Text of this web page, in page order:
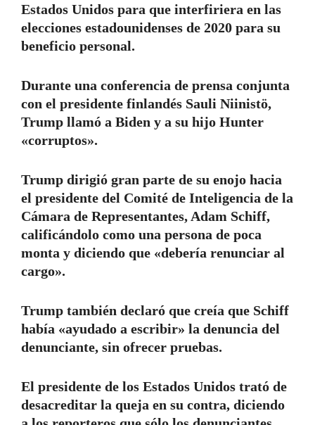
Estados Unidos para que interfiriera en las
elecciones estadounidenses de 2020 para su
beneficio personal.
Durante una conferencia de prensa conjunta
con el presidente finlandés Sauli Niinistö,
Trump llamó a Biden y a su hijo Hunter
«corruptos».
Trump dirigió gran parte de su enojo hacia
el presidente del Comité de Inteligencia de la
Cámara de Representantes, Adam Schiff,
calificándolo como una persona de poca
monta y diciendo que «debería renunciar al
cargo».
Trump también declaró que creía que Schiff
había «ayudado a escribir» la denuncia del
denunciante, sin ofrecer pruebas.
El presidente de los Estados Unidos trató de
desacreditar la queja en su contra, diciendo